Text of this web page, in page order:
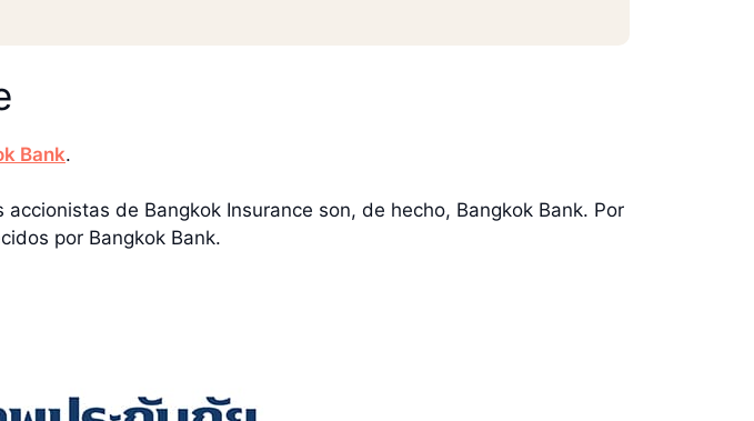
Bank.
de Bangkok Insurance son, de hecho, Bangkok Bank. Por
por Bangkok Bank.